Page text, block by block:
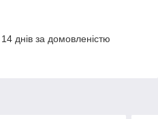
днів за домовленістю